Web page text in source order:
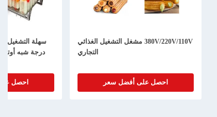
380V/220V/110V مشغل التشغيل الغذائي
التجاري
احصل على أفضل سعر
سهلة التشغيل
درجة شبه
احصل